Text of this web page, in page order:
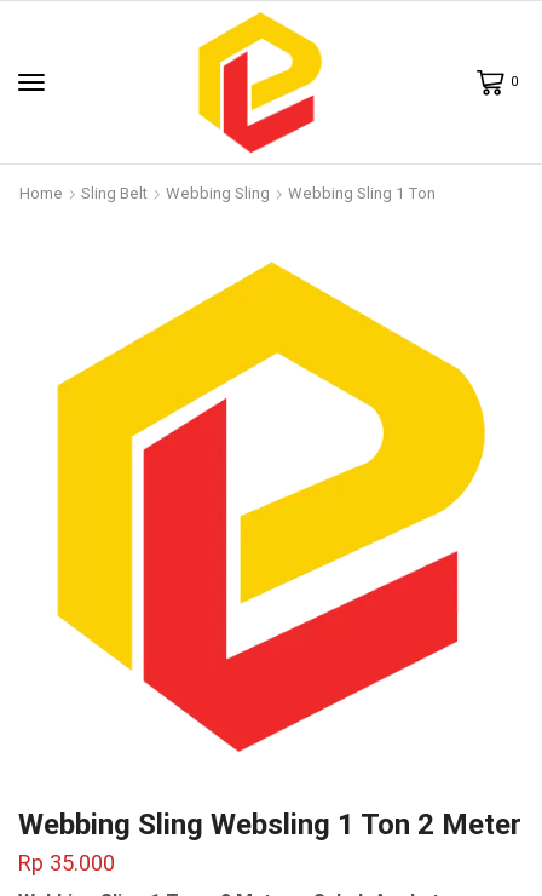
0
Home Sling Belt Webbing Sling Webbing Sling 1 Ton
Webbing Sling Websling 1 Ton 2 Meter
Rp 35.000